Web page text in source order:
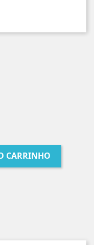
CARRINHO